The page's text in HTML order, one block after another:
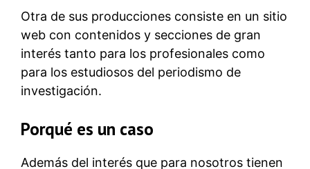
Otra de sus producciones consiste en un sitio
web con contenidos y secciones de gran
interés tanto para los profesionales como
para los estudiosos del periodismo de
investigación.
Porqué es un caso
Además del interés que para nosotros tienen